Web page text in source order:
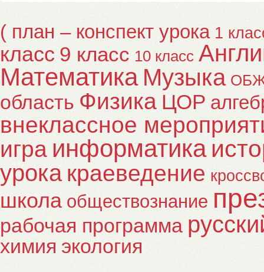
( план – конспект урока 1
класс 9 класс 10 класс
Математика Музыка
область Физика ЦОР
внеклассное
игра информатика
урока краеведение
школа обществознание
рабочая программа
химия экология